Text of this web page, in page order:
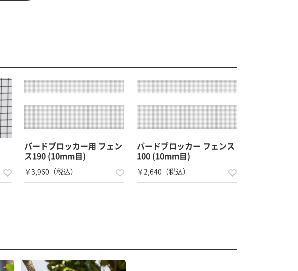
バードブロッカー用 フェン
ス190 (10mm目)
￥3,960（税込）
バードブロッカー フェンス
100 (10mm目)
￥2,640（税込）